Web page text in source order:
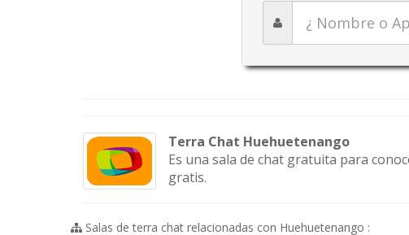
Terra Chat Huehuetenango
Es una sala de chat gratuita para
gratis.
Salas de terra chat relacionadas con Huehuetenango :